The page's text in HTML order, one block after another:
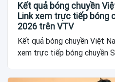
Kết quả bóng chuyền
Link xem trực tiếp bóng
2026 trên VTV
Kết quả bóng chuyền Việt
xem trực tiếp bóng chuyền